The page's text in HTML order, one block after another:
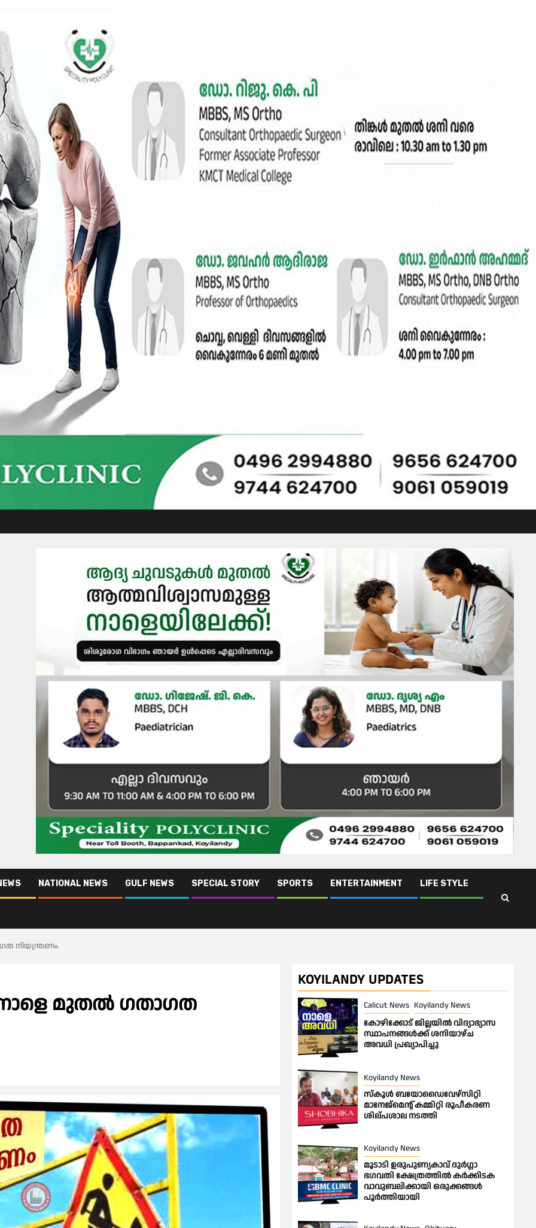
NATIONAL NEWS GULF NEWS SPECIAL STORY SPORTS ENTERTAINMENT LIFE STYLE
നിയന്ത്രണം
മുതൽ ഗതാഗത
KOYILANDY UPDATES
Calicut News Koyilandy News
കോഴിക്കോട് ജില്ലയിൽ വിദ്യാഭ്യാസ
സ്ഥാപനങ്ങൾക്ക് ശനിയാഴ്ച
അവധി പ്രഖ്യാപിച്ചു
Koyilandy News
സ്കൂൾ ബയോഡൈവേഴ്സിറ്റി
മാനേജ്മെന്റ് കമ്മിറ്റി രൂപീകരണ
ശില്പശാല നടത്തി
Koyilandy News
മൂടാടി ഉരുപുണ്യകാവ് ദുർഗ്ഗാ
ഭഗവതി ക്ഷേത്രത്തിൽ കർക്കിടക
വാവുബലിക്കായി ഒരുക്കങ്ങൾ
പൂർത്തിയായി